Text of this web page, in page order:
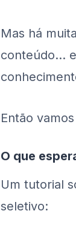
Mas há
conteúdo…
Então
O que
Um tutorial
seletivo: